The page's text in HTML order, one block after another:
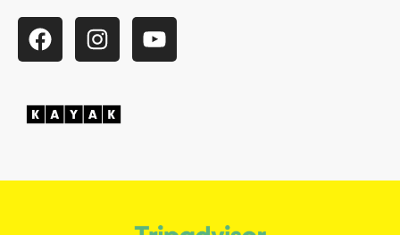
FacebookInstagramYouTube